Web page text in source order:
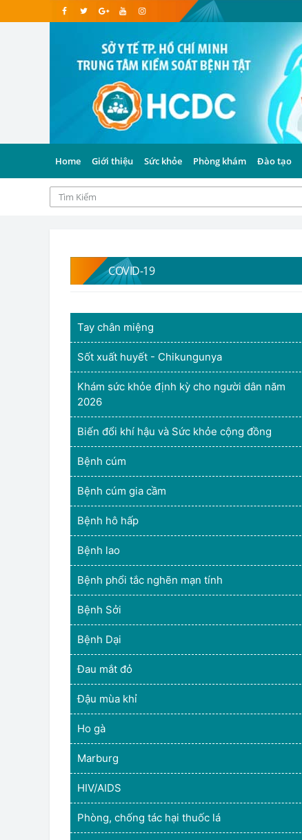
Home Giới thiệu Sức khỏe Phòng khám Đào tạo
COVID-19
Tay chân miệng
Sốt xuất huyết - Chikungunya
Khám sức khỏe định kỳ cho người dân năm
2026
Biến đổi khí hậu và Sức khỏe cộng đồng
Bệnh cúm
Bệnh cúm gia cầm
Bệnh hô hấp
Bệnh lao
Bệnh phổi tắc nghẽn mạn tính
Bệnh Sởi
Bệnh Dại
Đau mắt đỏ
Đậu mùa khỉ
Ho gà
Marburg
HIV/AIDS
Phòng, chống tác hại thuốc lá